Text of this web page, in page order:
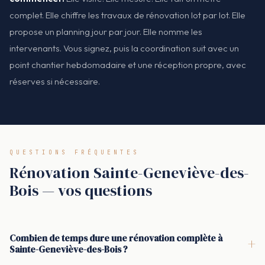
complet. Elle chiffre les travaux de rénovation lot par lot. Elle
propose un planning jour par jour. Elle nomme les
intervenants. Vous signez, puis la coordination suit avec un
point chantier hebdomadaire et une réception propre, avec
réserves si nécessaire.
QUESTIONS FRÉQUENTES
Rénovation Sainte-Geneviève-des-
Bois — vos questions
Combien de temps dure une rénovation complète à
Sainte-Geneviève-des-Bois ?
+